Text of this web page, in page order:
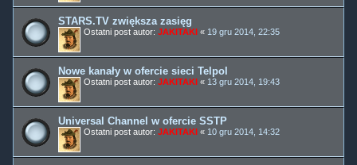
STARS.TV zwiększa zasięg
Ostatni post autor: JAKITAKI « 19 gru 2014, 22:35
Nowe kanały w ofercie sieci Telpol
Ostatni post autor: JAKITAKI « 13 gru 2014, 19:43
Universal Channel w ofercie SSTP
Ostatni post autor: JAKITAKI « 10 gru 2014, 14:32